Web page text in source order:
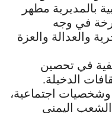
بالمديرية مطهر
في وجه
والعدالة والعزة
في تحصين
الدخيلة.
وشخصيات اجتماعية،
اليمني